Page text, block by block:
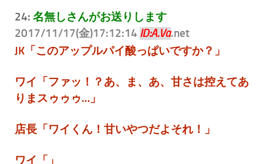
24: 名無しさんがお送りします
2017/11/17(金)17:12:14 ID:A.Va.net
JK「このアップルパイ酸っぱいですか？」
ワイ「ファッ！？あ、ま、あ、甘さは控えてあ
りまスゥゥゥ…」
店長「ワイくん！甘いやつだよそれ！」
ワイ「」